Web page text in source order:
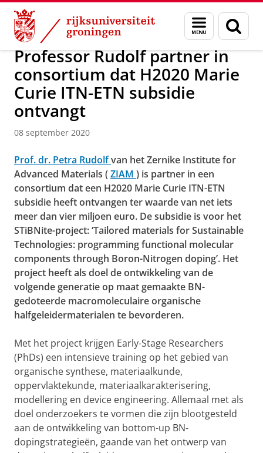
Skip
Content
Skip
Navigation
Menu
en
zoeken
Over ons Faculty of Science and Engineering Nieuws
Professor Rudolf partner in
consortium dat H2020 Marie
Curie ITN-ETN subsidie
ontvangt
08 september 2020
Prof. dr. Petra Rudolfvan het Zernike Institute for
Advanced Materials (ZIAM ) is partner in een
consortium dat een H2020 Marie Curie ITN-ETN
subsidie heeft ontvangen ter waarde van net iets
meer dan vier miljoen euro. De subsidie is voor het
STiBNite-project: ‘Tailored materials for Sustainable
Technologies: programming functional molecular
components through Boron-Nitrogen doping’. Het
project heeft als doel de ontwikkeling van de
volgende generatie op maat gemaakte BN-
gedoteerde macromoleculaire organische
halfgeleidermaterialen te bevorderen.
Met het project krijgen Early-Stage Researchers
(PhDs) een intensieve training op het gebied van
organische synthese, materiaalkunde,
oppervlaktekunde, materiaalkarakterisering,
modellering en device engineering. Allemaal met als
doel onderzoekers te vormen die zijn blootgesteld
aan de ontwikkeling van bottom-up BN-
dopingstrategieën, gaande van het ontwerp van